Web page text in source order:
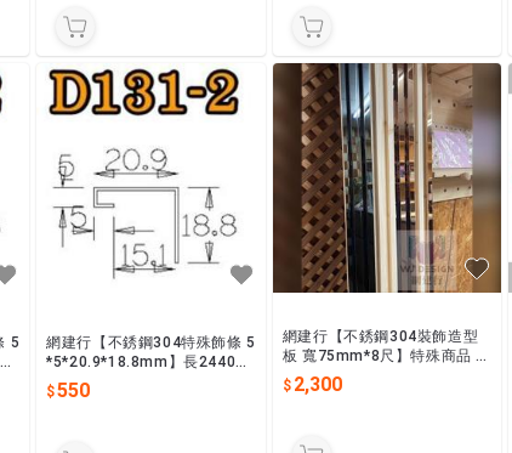
5
網建行【不銹鋼304特殊飾條 5
*5*20.9*18.8mm】長2440m
m 鏡面 拉絲面 收邊條 封邊條
現貨供應
550
網建行【不銹鋼304裝飾造型
板 寬75mm*8尺】特殊商品 一
支2300元 可與木板造型板相結
合 少量現貨 購買前請詢問
2,300